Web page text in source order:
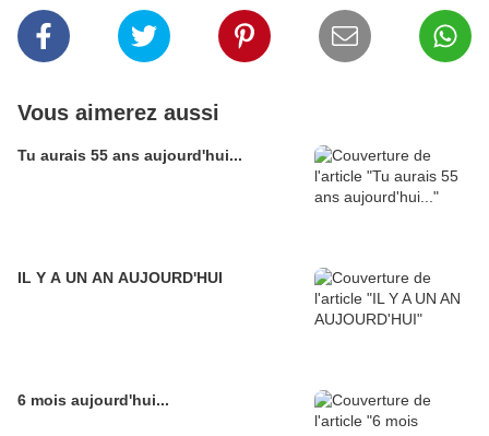
Vous aimerez aussi
Tu aurais 55 ans aujourd'hui...
IL Y A UN AN AUJOURD'HUI
6 mois aujourd'hui...